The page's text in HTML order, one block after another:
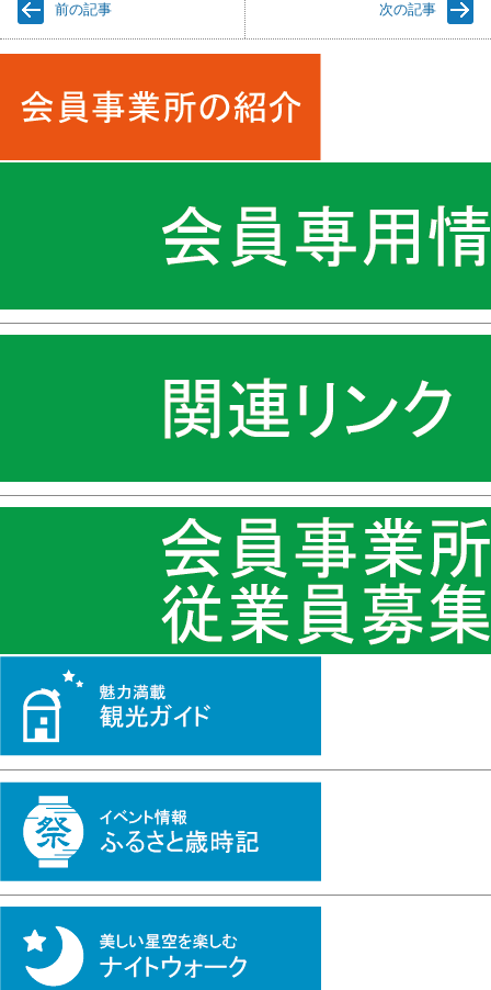
前の記事 次の記事